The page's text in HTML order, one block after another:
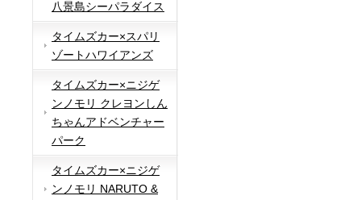
八景島シーパラダイス
タイムズカー×スパリ
ゾートハワイアンズ
タイムズカー×ニジゲ
ンノモリ クレヨンしん
ちゃんアドベンチャー
パーク
タイムズカー×ニジゲ
ンノモリ NARUTO &